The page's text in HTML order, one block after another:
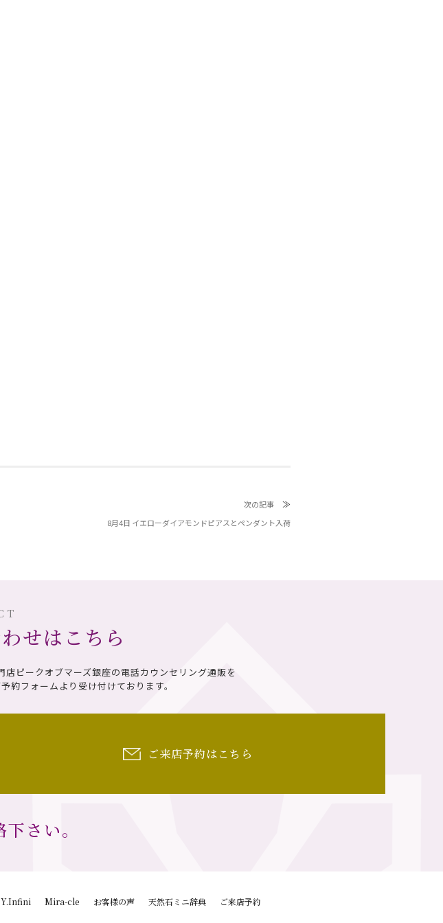
次の記事 ≫
8月4日 イエローダイアモンドピアスとペンダント入荷
せはこちら
ピークオブマーズ銀座の電話カウンセリング通販を
約フォームより受け付けております。
ご来店予約はこちら
さい。
Y.Infini Mira-cle お客様の声 天然石ミニ辞典
ご来店予約